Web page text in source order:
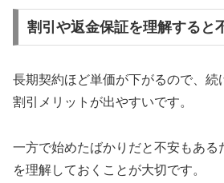
割引や返金保証を理解すると
長期契約ほど単価が下がるので、続
割引メリットが出やすいです。
一方で始めたばかりだと不安もある
を理解しておくことが大切です。